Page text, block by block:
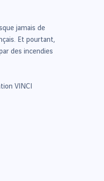
jamais de
Et pourtant,
des incendies
VINCI